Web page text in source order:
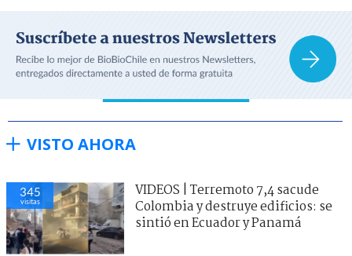
VISTO AHORA
345
visitas
VIDEOS | Terremoto 7,4 sacude
Colombia y destruye edificios: se
sintió en Ecuador y Panamá